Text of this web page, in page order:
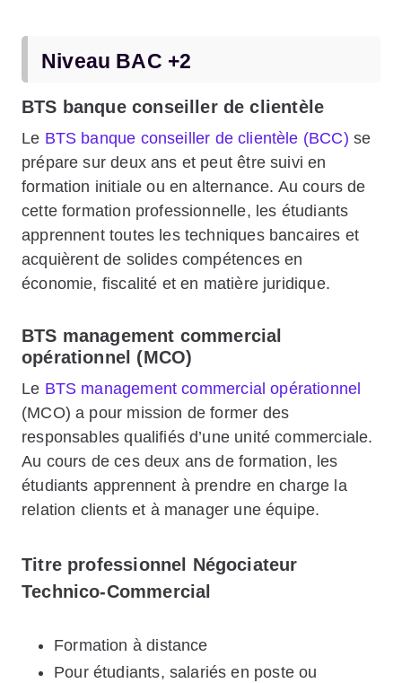
Niveau BAC +2
BTS banque conseiller de clientèle
Le BTS banque conseiller de clientèle (BCC) se
prépare sur deux ans et peut être suivi en
formation initiale ou en alternance. Au cours de
cette formation professionnelle, les étudiants
apprennent toutes les techniques bancaires et
acquièrent de solides compétences en
économie, fiscalité et en matière juridique.
BTS management commercial
opérationnel (MCO)
Le BTS management commercial opérationnel
(MCO) a pour mission de former des
responsables qualifiés d’une unité commerciale.
Au cours de ces deux ans de formation, les
étudiants apprennent à prendre en charge la
relation clients et à manager une équipe.
Titre professionnel Négociateur
Technico-Commercial
Formation à distance
Pour étudiants, salariés en poste ou